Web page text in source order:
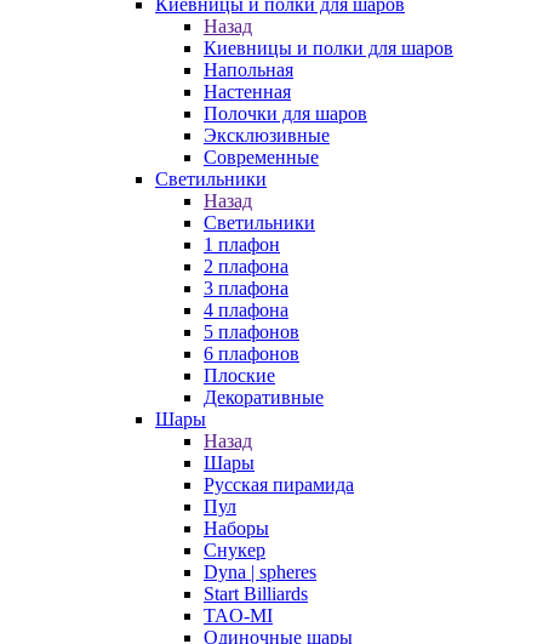
Киевницы и полки для шаров
Назад
Киевницы и полки для шаров
Напольная
Настенная
Полочки для шаров
Эксклюзивные
Современные
Светильники
Назад
Светильники
1 плафон
2 плафона
3 плафона
4 плафона
5 плафонов
6 плафонов
Плоские
Декоративные
Шары
Назад
Шары
Русская пирамида
Пул
Наборы
Снукер
Dyna | spheres
Start Billiards
TAO-MI
Одиночные шары